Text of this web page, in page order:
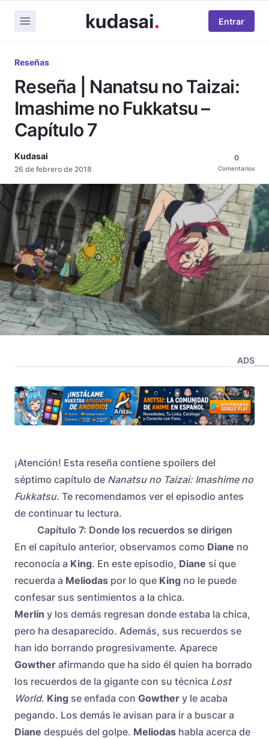
Entrar
Reseñas
Reseña | Nanatsu no Taizai:
Imashime no Fukkatsu –
Capítulo 7
Kudasai
26 de febrero de 2018
0
Comentarios
ADS
¡Atención! Esta reseña contiene spoilers del
séptimo capítulo de Nanatsu no Taizai: Imashime no
Fukkatsu. Te recomendamos ver el episodio antes
de continuar tu lectura.
Capítulo 7: Donde los recuerdos se dirigen
En el capítulo anterior, observamos como Diane no
reconocía a King. En este episodio, Diane sí que
recuerda a Meliodas por lo que King no le puede
confesar sus sentimientos a la chica.
Merlín y los demás regresan donde estaba la chica,
pero ha desaparecido. Además, sus recuerdos se
han ido borrando progresivamente. Aparece
Gowther afirmando que ha sido él quien ha borrado
los recuerdos de la gigante con su técnica Lost
World. King se enfada con Gowther y le acaba
pegando. Los demás le avisan para ir a buscar a
Diane después del golpe. Meliodas habla acerca de